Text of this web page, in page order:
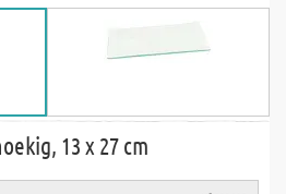
13 x 27 cm